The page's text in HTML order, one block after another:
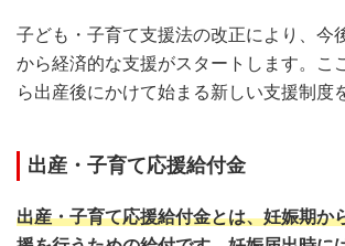
子ども・子育て支援法の改正により、今
から経済的な支援がスタートします。こ
ら出産後にかけて始まる新しい支援制度
出産・子育て応援給付金
出産・子育て応援給付金とは、妊娠期か